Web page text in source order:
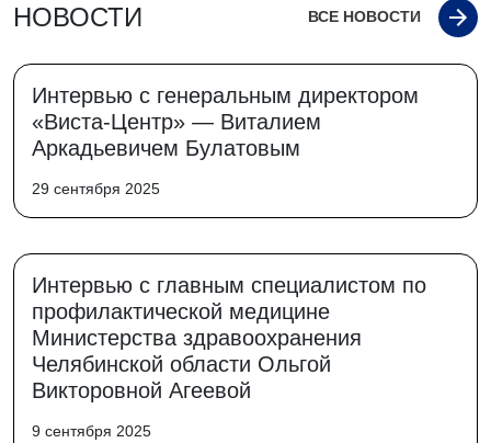
НОВОСТИ ВСЕ НОВОСТИ
Интервью с генеральным директором
«Виста-Центр» — Виталием
Аркадьевичем Булатовым
29 сентября 2025
Интервью с главным специалистом по
профилактической медицине
Министерства здравоохранения
Челябинской области Ольгой
Викторовной Агеевой
9 сентября 2025